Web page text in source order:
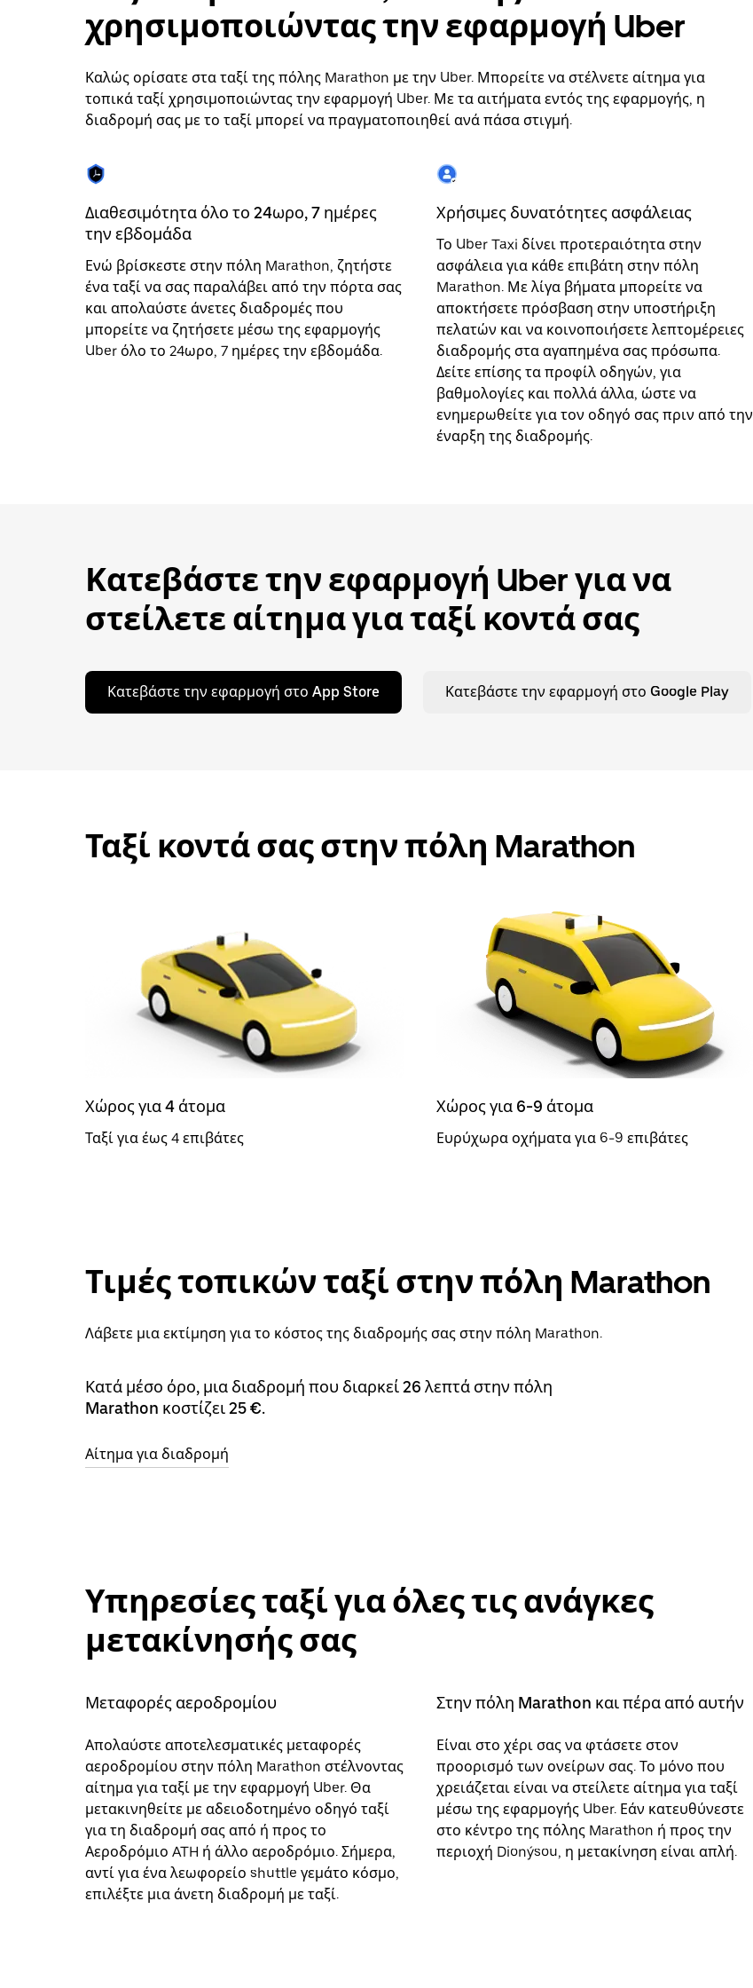
επιλέξετε
μια
Πατήστε
το
πλήκτρο
escape
κλείσετε
το
ημερολόγιο.
χρησιμοποιώντας την εφαρμογή Uber
Καλώς ορίσατε στα ταξί της πόλης Marathon με την Uber. Μπορείτε να στέλνετε αίτημα για
τοπικά ταξί χρησιμοποιώντας την εφαρμογή Uber. Με τα αιτήματα εντός της εφαρμογής, η
διαδρομή σας με το ταξί μπορεί να πραγματοποιηθεί ανά πάσα στιγμή.
Διαθεσιμότητα όλο το 24ωρο, 7 ημέρες
την εβδομάδα
Ενώ βρίσκεστε στην πόλη Marathon, ζητήστε
ένα ταξί να σας παραλάβει από την πόρτα σας
και απολαύστε άνετες διαδρομές που
μπορείτε να ζητήσετε μέσω της εφαρμογής
Uber όλο το 24ωρο, 7 ημέρες την εβδομάδα.
Χρήσιμες δυνατότητες ασφάλειας
Το Uber Taxi δίνει προτεραιότητα στην
ασφάλεια για κάθε επιβάτη στην πόλη
Marathon. Με λίγα βήματα μπορείτε να
αποκτήσετε πρόσβαση στην υποστήριξη
πελατών και να κοινοποιήσετε λεπτομέρειες
διαδρομής στα αγαπημένα σας πρόσωπα.
Δείτε επίσης τα προφίλ οδηγών, για
βαθμολογίες και πολλά άλλα, ώστε να
ενημερωθείτε για τον οδηγό σας πριν από την
έναρξη της διαδρομής.
Κατεβάστε την εφαρμογή Uber για να
στείλετε αίτημα για ταξί κοντά σας
Κατεβάστε την εφαρμογή στο App Store Κατεβάστε την εφαρμογή στο Google Play
Ταξί κοντά σας στην πόλη Marathon
Χώρος για 4 άτομα
Ταξί για έως 4 επιβάτες
Χώρος για 6-9 άτομα
Ευρύχωρα οχήματα για 6-9 επιβάτες
Τιμές τοπικών ταξί στην πόλη Marathon
Λάβετε μια εκτίμηση για το κόστος της διαδρομής σας στην πόλη Marathon.
Κατά μέσο όρο, μια διαδρομή που διαρκεί 26 λεπτά στην πόλη
Marathon κοστίζει 25 €.
Αίτημα για διαδρομή
Υπηρεσίες ταξί για όλες τις ανάγκες
μετακίνησής σας
Μεταφορές αεροδρομίου
Απολαύστε αποτελεσματικές μεταφορές
αεροδρομίου στην πόλη Marathon στέλνοντας
αίτημα για ταξί με την εφαρμογή Uber. Θα
μετακινηθείτε με αδειοδοτημένο οδηγό ταξί
για τη διαδρομή σας από ή προς το
Αεροδρόμιο ATH ή άλλο αεροδρόμιο. Σήμερα,
αντί για ένα λεωφορείο shuttle γεμάτο κόσμο,
επιλέξτε μια άνετη διαδρομή με ταξί.
Στην πόλη Marathon και πέρα από αυτήν
Είναι στο χέρι σας να φτάσετε στον
προορισμό των ονείρων σας. Το μόνο που
χρειάζεται είναι να στείλετε αίτημα για ταξί
μέσω της εφαρμογής Uber. Εάν κατευθύνεστε
στο κέντρο της πόλης Marathon ή προς την
περιοχή Dionýsou, η μετακίνηση είναι απλή.